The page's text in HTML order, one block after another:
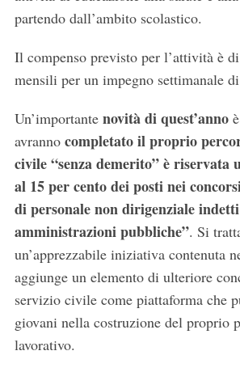
partendo dall’ambito scolastico.
Il compenso previsto per l’attività è
mensili per un impegno settimanale
Un’importante novità di quest’annoè
avranno completato il proprio
civile “senza demerito” è riservata
al 15 per cento dei posti nei
di personale non dirigenziale
amministrazioni pubbliche”. Si
un’apprezzabile iniziativa contenuta
aggiunge un elemento di ulteriore
servizio civile come piattaforma che
giovani nella costruzione del proprio
lavorativo.